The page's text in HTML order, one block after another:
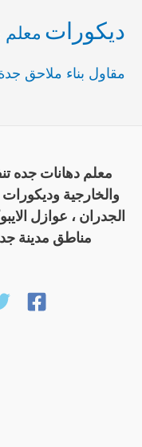
ديكورات
مقاول بناء ملاحق
معلم دهانات جده
والخارجية
الجدران ، عوازل
مناطق مدينة